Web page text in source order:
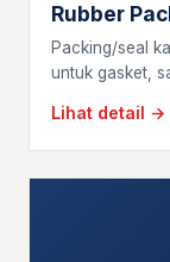
Rubber
Packing/seal
untuk gasket,
Lihat detail →